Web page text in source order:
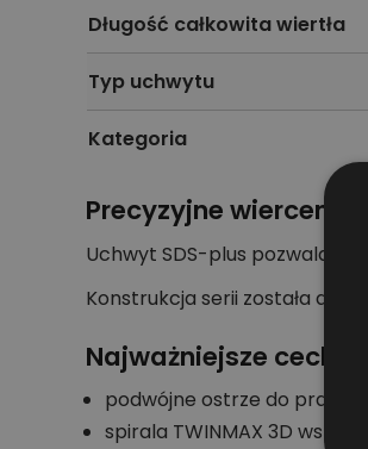
Długość całkowita wiertła
Typ uchwytu
Kategoria
Precyzyjne wiercenie
Uchwyt SDS-plus pozwala
Konstrukcja serii została
Najważniejsze cechy
podwójne ostrze do pracy
spirala TWINMAX 3D